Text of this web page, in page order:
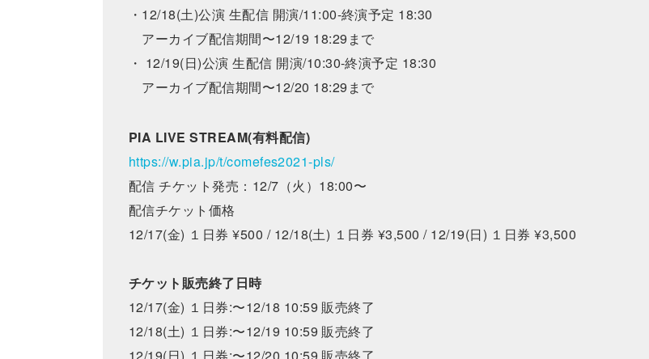
・12/18(土)公演 生配信 開演/11:00-終演予定 18:30
アーカイブ配信期間〜12/19 18:29まで
・ 12/19(日)公演 生配信 開演/10:30-終演予定 18:30
アーカイブ配信期間〜12/20 18:29まで
PIA LIVE STREAM(有料配信)
https://w.pia.jp/t/comefes2021-pls/
配信 チケット発売：12/7（火）18:00〜
配信チケット価格
12/17(金) １日券 ¥500 / 12/18(土) １日券 ¥3,500 / 12/19(日) １日券 ¥3,500
チケット販売終了日時
12/17(金) １日券:〜12/18 10:59 販売終了
12/18(土) １日券:〜12/19 10:59 販売終了